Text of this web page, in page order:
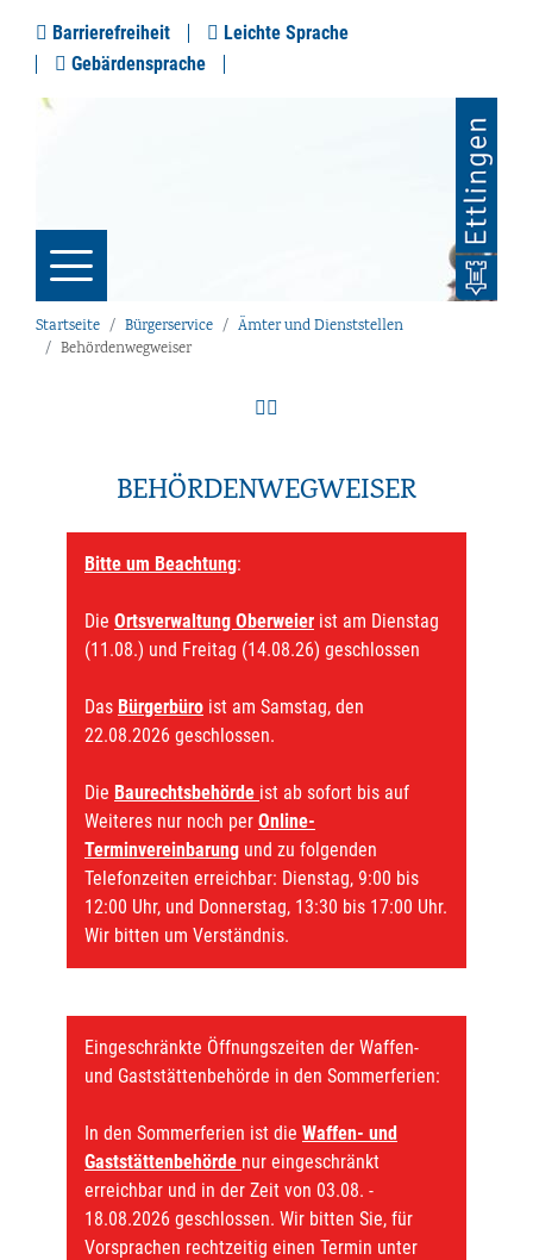
Barrierefreiheit
Leichte Sprache
Gebärdensprache
Startseite Bürgerservice
Ämter und Dienststellen
Behördenwegweiser
BEHÖRDENWEGWEISER
Bitte um Beachtung:
Die Ortsverwaltung Oberweier ist am Dienstag
(11.08.) und Freitag (14.08.26) geschlossen
Das Bürgerbüro ist am Samstag, den
22.08.2026 geschlossen.
Die Baurechtsbehörde ist ab sofort bis auf
Weiteres nur noch per Online-
Terminvereinbarung und zu folgenden
Telefonzeiten erreichbar: Dienstag, 9:00 bis
12:00 Uhr, und Donnerstag, 13:30 bis 17:00 Uhr.
Wir bitten um Verständnis.
Eingeschränkte Öffnungszeiten der Waffen-
und Gaststättenbehörde in den Sommerferien:
In den Sommerferien ist die Waffen- und
Gaststättenbehörde nur eingeschränkt
erreichbar und in der Zeit von 03.08. -
18.08.2026 geschlossen. Wir bitten Sie, für
Vorsprachen rechtzeitig einen Termin unter